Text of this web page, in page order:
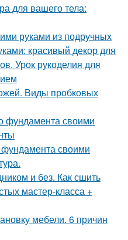
для вашего тела:
руками из подручных
красивый декор для
Урок рукоделия для
Виды пробковых
фундамента своими
своими
и без. Как сшить
мастер-класса +
мебели. 6 причин